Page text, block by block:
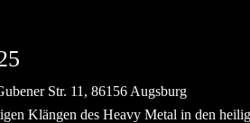
Str. 11, 86156 Augsburg
Klängen des Heavy Metal in den